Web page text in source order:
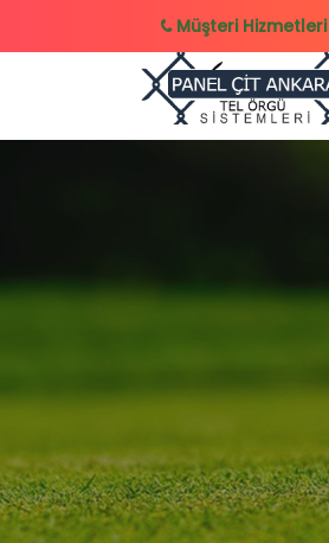
Müşteri Hizmetleri